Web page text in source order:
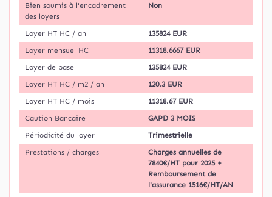
Bien soumis à l'encadrement
des loyers
Non
Loyer HT HC / an
135824 EUR
Loyer mensuel HC
11318.6667 EUR
Loyer de base
135824 EUR
Loyer HT HC / m2 / an
120.3 EUR
Loyer HT HC / mois
11318.67 EUR
Caution Bancaire
GAPD 3 MOIS
Périodicité du loyer
Trimestrielle
Prestations / charges
Charges annuelles de
7840€/HT pour 2025 +
Remboursement de
l'assurance 1516€/HT/AN